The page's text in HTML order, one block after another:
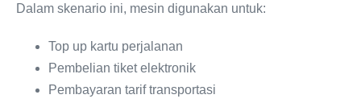
Dalam skenario ini, mesin digunakan untuk:
Top up kartu perjalanan
Pembelian tiket elektronik
Pembayaran tarif transportasi